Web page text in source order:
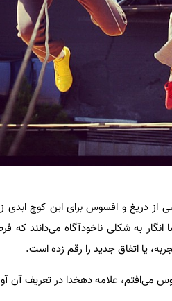
از دریغ و افسوس برای این کوچ
به شکلی ناخودآگاه می‌دانند که
یا اتفاق جدید را رقم زده است.
می‌افتم، علامه دهخدا در تعریف آن